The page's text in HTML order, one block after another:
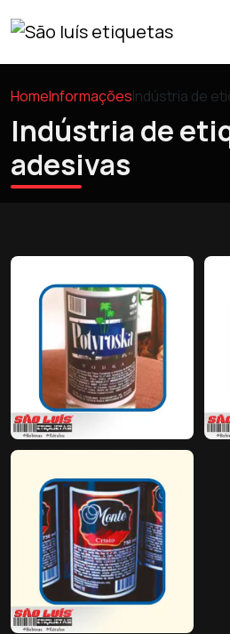
HomeInformaçõesIndústria de
Indústria de
adesivas